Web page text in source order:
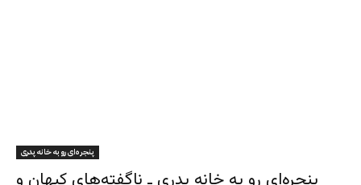
پنجره‌ای رو به خانه پدری